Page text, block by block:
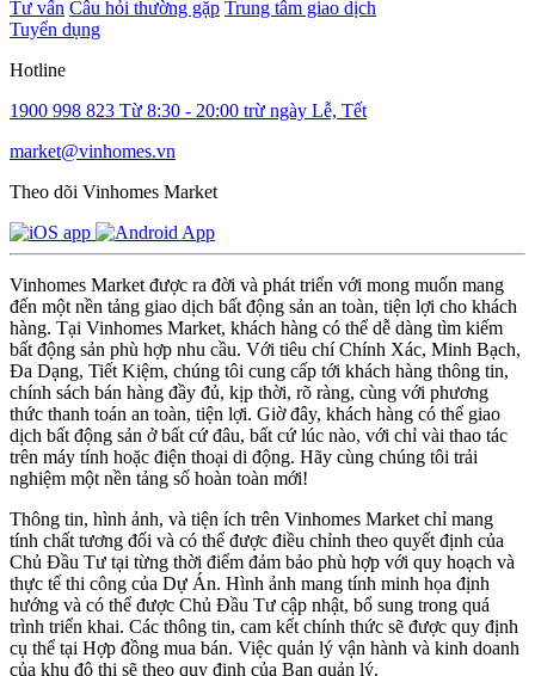
Tư vấn Câu hỏi thường gặp Trung tâm giao dịch
Tuyển dụng
Hotline
1900 998 823 Từ 8:30 - 20:00 trừ ngày Lễ, Tết
market@vinhomes.vn
Theo dõi Vinhomes Market
Vinhomes Market được ra đời và phát triển với mong muốn mang
đến một nền tảng giao dịch bất động sản an toàn, tiện lợi cho khách
hàng. Tại Vinhomes Market, khách hàng có thể dễ dàng tìm kiếm
bất động sản phù hợp nhu cầu. Với tiêu chí Chính Xác, Minh Bạch,
Đa Dạng, Tiết Kiệm, chúng tôi cung cấp tới khách hàng thông tin,
chính sách bán hàng đầy đủ, kịp thời, rõ ràng, cùng với phương
thức thanh toán an toàn, tiện lợi. Giờ đây, khách hàng có thể giao
dịch bất động sản ở bất cứ đâu, bất cứ lúc nào, với chỉ vài thao tác
trên máy tính hoặc điện thoại di động. Hãy cùng chúng tôi trải
nghiệm một nền tảng số hoàn toàn mới!
Thông tin, hình ảnh, và tiện ích trên Vinhomes Market chỉ mang
tính chất tương đối và có thể được điều chỉnh theo quyết định của
Chủ Đầu Tư tại từng thời điểm đảm bảo phù hợp với quy hoạch và
thực tế thi công của Dự Án. Hình ảnh mang tính minh họa định
hướng và có thể được Chủ Đầu Tư cập nhật, bổ sung trong quá
trình triển khai. Các thông tin, cam kết chính thức sẽ được quy định
cụ thể tại Hợp đồng mua bán. Việc quản lý vận hành và kinh doanh
của khu đô thị sẽ theo quy định của Ban quản lý.